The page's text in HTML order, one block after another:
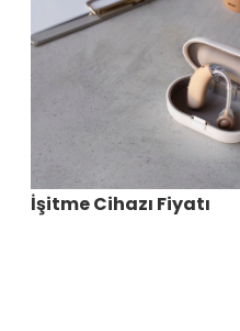
İşitme Cihazı Fiyatı